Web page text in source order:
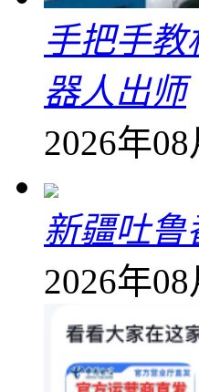
手把手
器人出师
2026年
新疆吐鲁
2026年